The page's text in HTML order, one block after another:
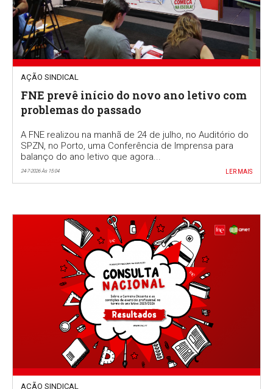
AÇÃO SINDICAL
FNE prevê início do novo ano letivo com
problemas do passado
A FNE realizou na manhã de 24 de julho, no Auditório do
SPZN, no Porto, uma Conferência de Imprensa para
balanço do ano letivo que agora...
24-7-2026 Às 15:04 LER MAIS
AÇÃO SINDICAL